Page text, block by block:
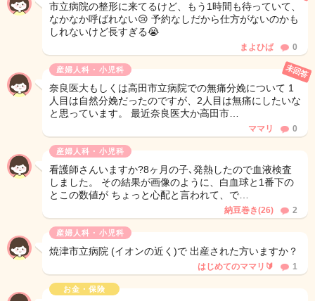
市立病院の整形に来てるけど、もう1時間も待っていて、
なかなか呼ばれない😢 予約なしだから仕方がないのかも
しれないけど長すぎる😭
まよひば 0
産婦人科・小児科
奈良医大もしくは高田市立病院での無痛分娩について 1
人目は自然分娩だったのですが、2人目は無痛にしたいな
と思っています。 最近奈良医大か高田市…
未回答
ママリ 0
産婦人科・小児科
看護師さんいますか?8ヶ月の子､発熱したので血液検査
しました。 その結果が画像のように、白血球と1番下の
とこの数値が ちょっと心配と言われて、で…
納豆巻き(26) 2
産婦人科・小児科
焼津市立病院 (イオンの近く)で 出産された方いますか？
はじめてのママリ🔰 1
お金・保険